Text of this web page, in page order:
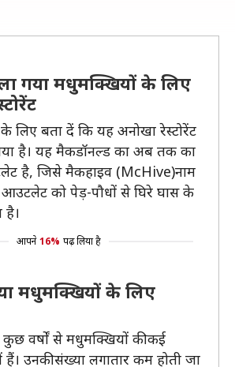
गया मधुमक्खियों के लिए
लिए बता दें कि यह अनोखा रेस्टोरेंट
है। यह मैकडॉनल्ड का अब तक का
है, जिसे मैकहाइव (McHive)नाम
आउटलेट को पेड़-पौधों से घिरे घास के
है।
आपने 16% पढ़ लिया है
मधुमक्खियों के लिए
वर्षों से मधुमक्खियों की कई
हैं। उनकी संख्या लगातार कम होती जा